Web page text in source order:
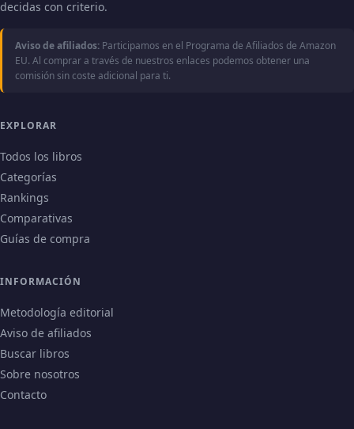
decidas con criterio.
Aviso de afiliados: Participamos en el Programa de Afiliados de Amazon
EU. Al comprar a través de nuestros enlaces podemos obtener una
comisión sin coste adicional para ti.
EXPLORAR
Todos los libros
Categorías
Rankings
Comparativas
Guías de compra
INFORMACIÓN
Metodología editorial
Aviso de afiliados
Buscar libros
Sobre nosotros
Contacto